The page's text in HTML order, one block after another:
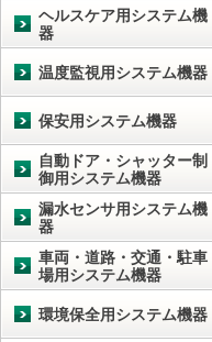
ヘルスケア用システム機
器
温度監視用システム機器
保安用システム機器
自動ドア・シャッター制
御用システム機器
漏水センサ用システム機
器
車両・道路・交通・駐車
場用システム機器
環境保全用システム機器